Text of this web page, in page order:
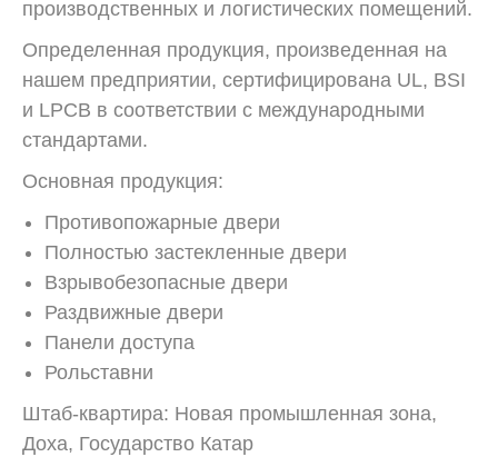
производственных и логистических помещений.
Определенная продукция, произведенная на
нашем предприятии, сертифицирована UL, BSI
и LPCB в соответствии с международными
стандартами.
Основная продукция:
Противопожарные двери
Полностью застекленные двери
Взрывобезопасные двери
Раздвижные двери
Панели доступа
Рольставни
Штаб-квартира: Новая промышленная зона,
Доха, Государство Катар